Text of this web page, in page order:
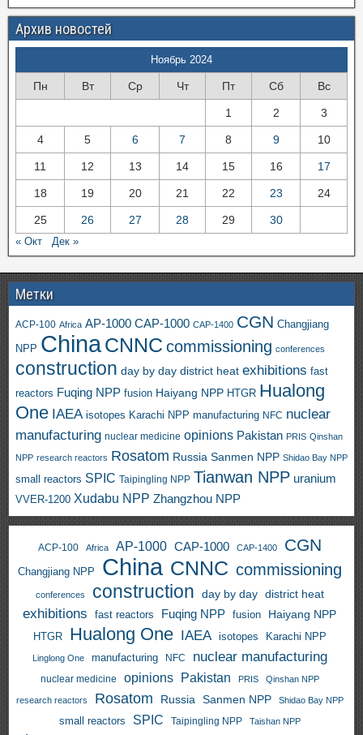
Архив новостей
Ноябрь 2024
Пн Вт Ср Чт Пт Сб Вс
1 2 3
4 5 6 7 8 9 10
11 12 13 14 15 16 17
18 19 20 21 22 23 24
25 26 27 28 29 30
« Окт Дек »
Метки
ACP-100 Africa AP-1000 CAP-1000 CAP-1400 CGN Changjiang
NPP ChinaCNNC commissioning conferences
construction day by day district heat exhibitions fast
reactors Fuqing NPP fusion Haiyang NPP HTGR Hualong
One IAEA isotopes Karachi NPP manufacturing NFC nuclear
manufacturing nuclear medicine opinions Pakistan PRIS Qinshan
NPP research reactors Rosatom Russia Sanmen NPP Shidao Bay NPP
small reactors SPIC Taipingling NPP Tianwan NPP uranium
VVER-1200 Xudabu NPP Zhangzhou NPP
ACP-100 Africa AP-1000 CAP-1000 CAP-1400 CGN
Changjiang NPP China CNNC commissioning
conferences construction day by day district heat
exhibitions fast reactors Fuqing NPP fusion Haiyang NPP
HTGR Hualong One IAEA isotopes Karachi NPP
Linglong One manufacturing NFC nuclear manufacturing
nuclear medicine opinions Pakistan PRIS Qinshan NPP
research reactors Rosatom Russia Sanmen NPP Shidao Bay NPP
small reactors SPIC Taipingling NPP Taishan NPP